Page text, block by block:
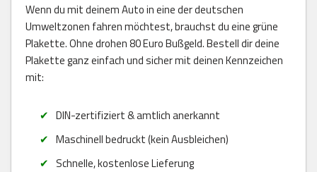
Wenn du mit deinem Auto in eine der deutschen
Umweltzonen fahren möchtest, brauchst du eine grüne
Plakette. Ohne drohen 80 Euro Bußgeld. Bestell dir deine
Plakette ganz einfach und sicher mit deinen Kennzeichen
mit:
DIN-zertifiziert & amtlich anerkannt
Maschinell bedruckt (kein Ausbleichen)
Schnelle, kostenlose Lieferung